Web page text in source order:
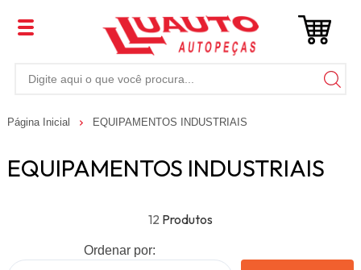
Página Inicial EQUIPAMENTOS INDUSTRIAIS
EQUIPAMENTOS INDUSTRIAIS
12
Ordenar por: